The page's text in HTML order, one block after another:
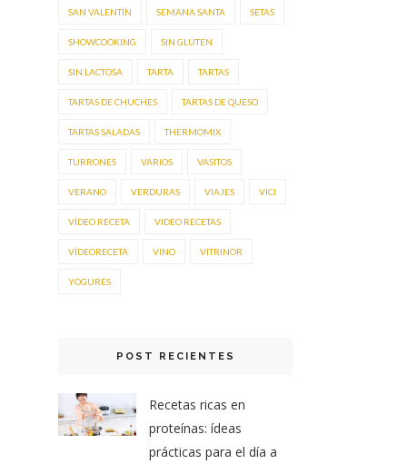
SAN VALENTÍN SEMANA SANTA SETAS
SHOWCOOKING SIN GLUTEN
SIN LACTOSA TARTA TARTAS
TARTAS DE CHUCHES TARTAS DE QUESO
TARTAS SALADAS THERMOMIX
TURRONES VARIOS VASITOS
VERANO VERDURAS VIAJES VICI
VÍDEO RECETA VIDEO RECETAS
VÍDEORECETA VINO VITRINOR
YOGURES
POST RECIENTES
Recetas ricas en
proteínas: ídeas
prácticas para el día a